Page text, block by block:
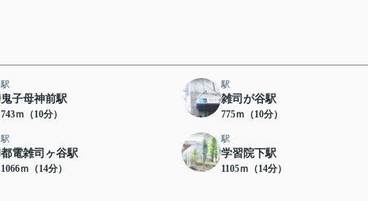
駅
鬼子母神前駅
743ｍ（10分）
駅
雑司が谷駅
775ｍ（10分）
駅
都電雑司ヶ谷駅
1066ｍ（14分）
駅
学習院下駅
1105ｍ（14分）